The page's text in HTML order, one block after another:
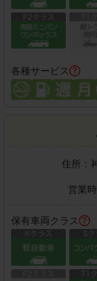
各種サービス
住所：
営業時
保有車両クラス